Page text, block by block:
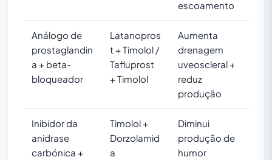
escoamento
Análogo de
prostaglandin
a + beta-
bloqueador
Latanopros
t + Timolol /
Tafluprost
+ Timolol
Aumenta
drenagem
uveoscleral +
reduz
produção
Inibidor da
anidrase
carbónica +
Timolol +
Dorzolamid
a
Diminui
produção de
humor